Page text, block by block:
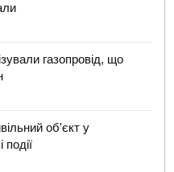
газопровід, що
об'єкт у
події